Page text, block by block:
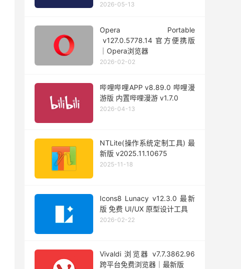
2026-05-13
Opera Portable
v127.0.5778.14 官方便携版
｜Opera浏览器
2026-02-02
哔哩哔哩APP v8.89.0 哔哩漫
游版 内置哔哩漫游 v1.7.0
2026-04-13
NTLite(操作系统定制工具) 最
新版 v2025.11.10675
2025-11-18
Icons8 Lunacy v12.3.0 最新
版 免费 UI/UX 原型设计工具
2026-02-22
Vivaldi 浏览器 v7.7.3862.96
跨平台免费浏览器｜最新版